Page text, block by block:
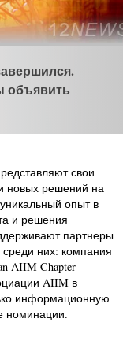
объявить
свои
новых решений на
опыт в
и решения
партнеры
них: компания
AIIM Chapter –
AIIM в
информационную
номинации.